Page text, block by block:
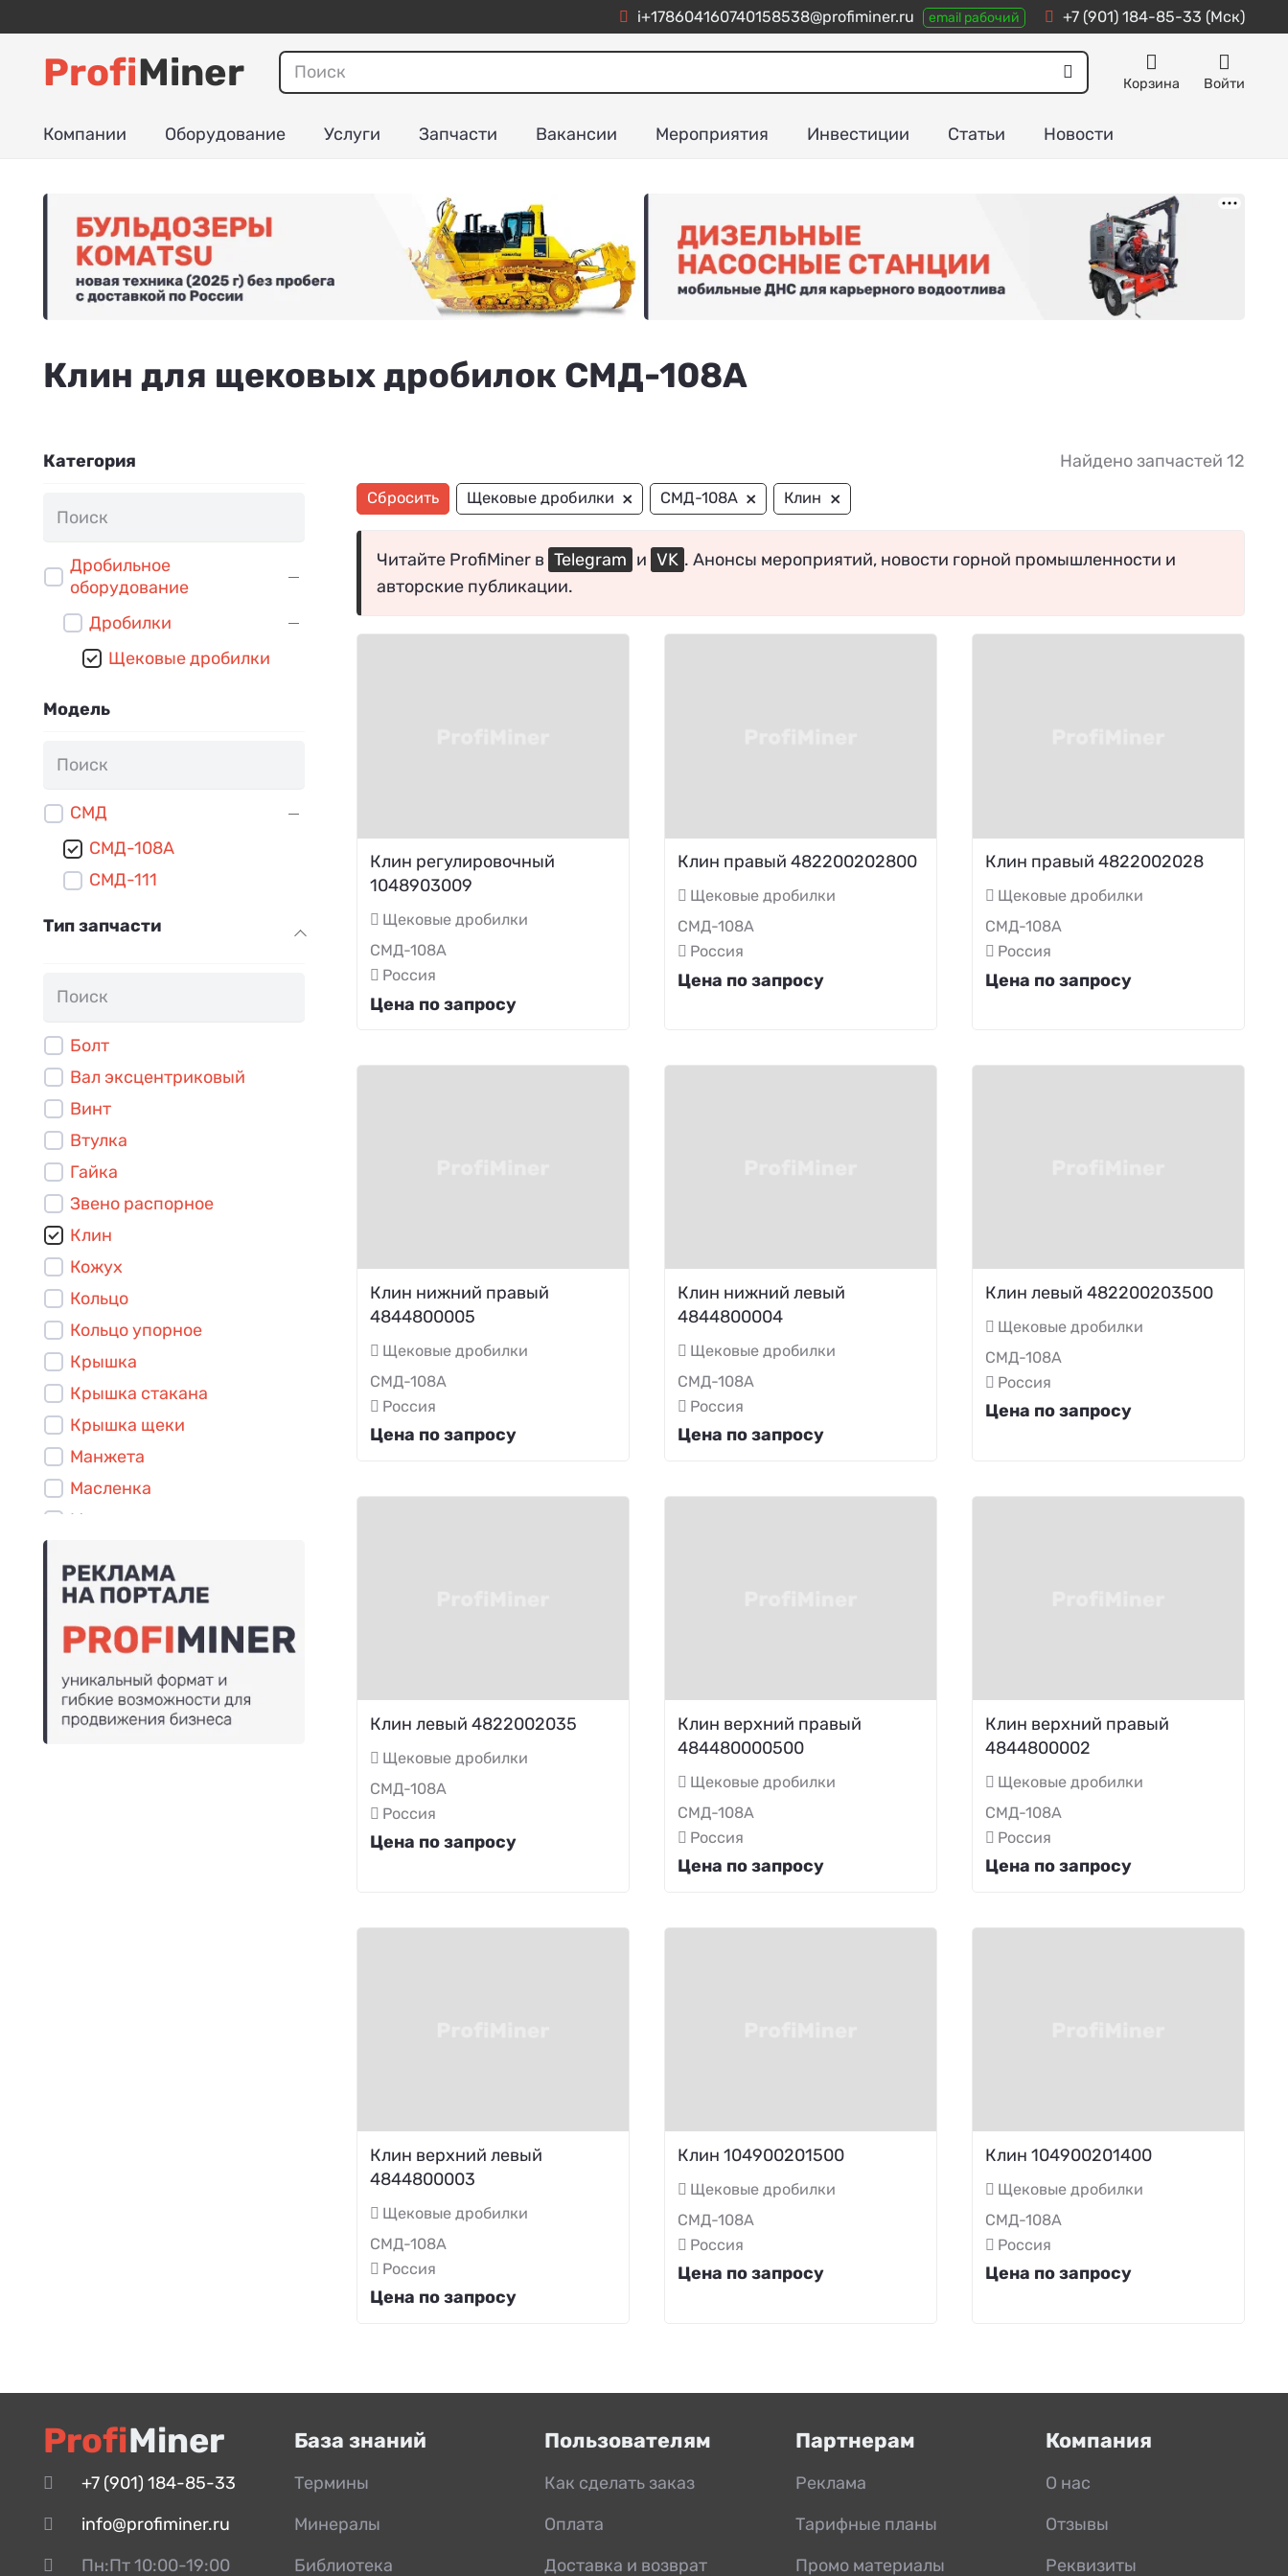
i+178604160740158538@profiminer.ru email рабочий +7 (901) 184-85-33 (Мск)
ProfiMiner Корзина Войти
Компании Оборудование Услуги Запчасти Вакансии Мероприятия Инвестиции Статьи Новости
Клин для щековых дробилок СМД-108А
Категория
Дробильное
оборудование
Дробилки
Щековые дробилки
Модель
СМД
СМД-108А
СМД-111
Тип запчасти
Болт
Вал эксцентриковый
Винт
Втулка
Гайка
Звено распорное
Клин
Кожух
Кольцо
Кольцо упорное
Крышка
Крышка стакана
Крышка щеки
Манжета
Масленка
Маховик
Палец
Плита дробящая
Плита распорная
Подшипник
Штифт
Найдено запчастей 12
Сбросить Щековые дробилки × СМД-108А × Клин ×
Читайте ProfiMiner в Telegram и VK . Анонсы мероприятий, новости горной промышленности и
авторские публикации.
Клин регулировочный
1048903009
Щековые дробилки
СМД-108А
Россия
Цена по запросу
Клин правый 482200202800
Щековые дробилки
СМД-108А
Россия
Цена по запросу
Клин правый 4822002028
Щековые дробилки
СМД-108А
Россия
Цена по запросу
Клин нижний правый
4844800005
Щековые дробилки
СМД-108А
Россия
Цена по запросу
Клин нижний левый
4844800004
Щековые дробилки
СМД-108А
Россия
Цена по запросу
Клин левый 482200203500
Щековые дробилки
СМД-108А
Россия
Цена по запросу
Клин левый 4822002035
Щековые дробилки
СМД-108А
Россия
Цена по запросу
Клин верхний правый
484480000500
Щековые дробилки
СМД-108А
Россия
Цена по запросу
Клин верхний правый
4844800002
Щековые дробилки
СМД-108А
Россия
Цена по запросу
Клин верхний левый
4844800003
Щековые дробилки
СМД-108А
Россия
Цена по запросу
Клин 104900201500
Щековые дробилки
СМД-108А
Россия
Цена по запросу
Клин 104900201400
Щековые дробилки
СМД-108А
Россия
Цена по запросу
ProfiMiner
+7 (901) 184-85-33
info@profiminer.ru
Пн:Пт 10:00-19:00
База знаний
Термины
Минералы
Библиотека
Пользователям
Как сделать заказ
Оплата
Доставка и возврат
Партнерам
Реклама
Тарифные планы
Промо материалы
Компания
О нас
Отзывы
Реквизиты